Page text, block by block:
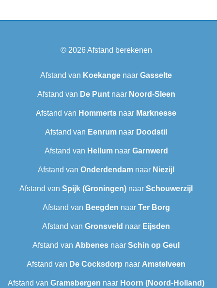
© 2026Afstand berekenen
Afstand van Koekange naar Gasselte
Afstand van De Puntnaar Noord-Sleen
Afstand van Hommerts naar Marknesse
Afstand van Eenrum naar Doodstil
Afstand van Hellumnaar Garnwerd
Afstand van Onderdendam naar Niezijl
Afstand van Spijk (Groningen) naar Schouwerzijl
Afstand van Beegden naar Ter Borg
Afstand van Gronsveld naar Eijsden
Afstand van Abbenes naar Schin op Geul
Afstand van De Cocksdorp naar Amstelveen
Afstand van Gramsbergen naar Hoorn (Noord-Holland)